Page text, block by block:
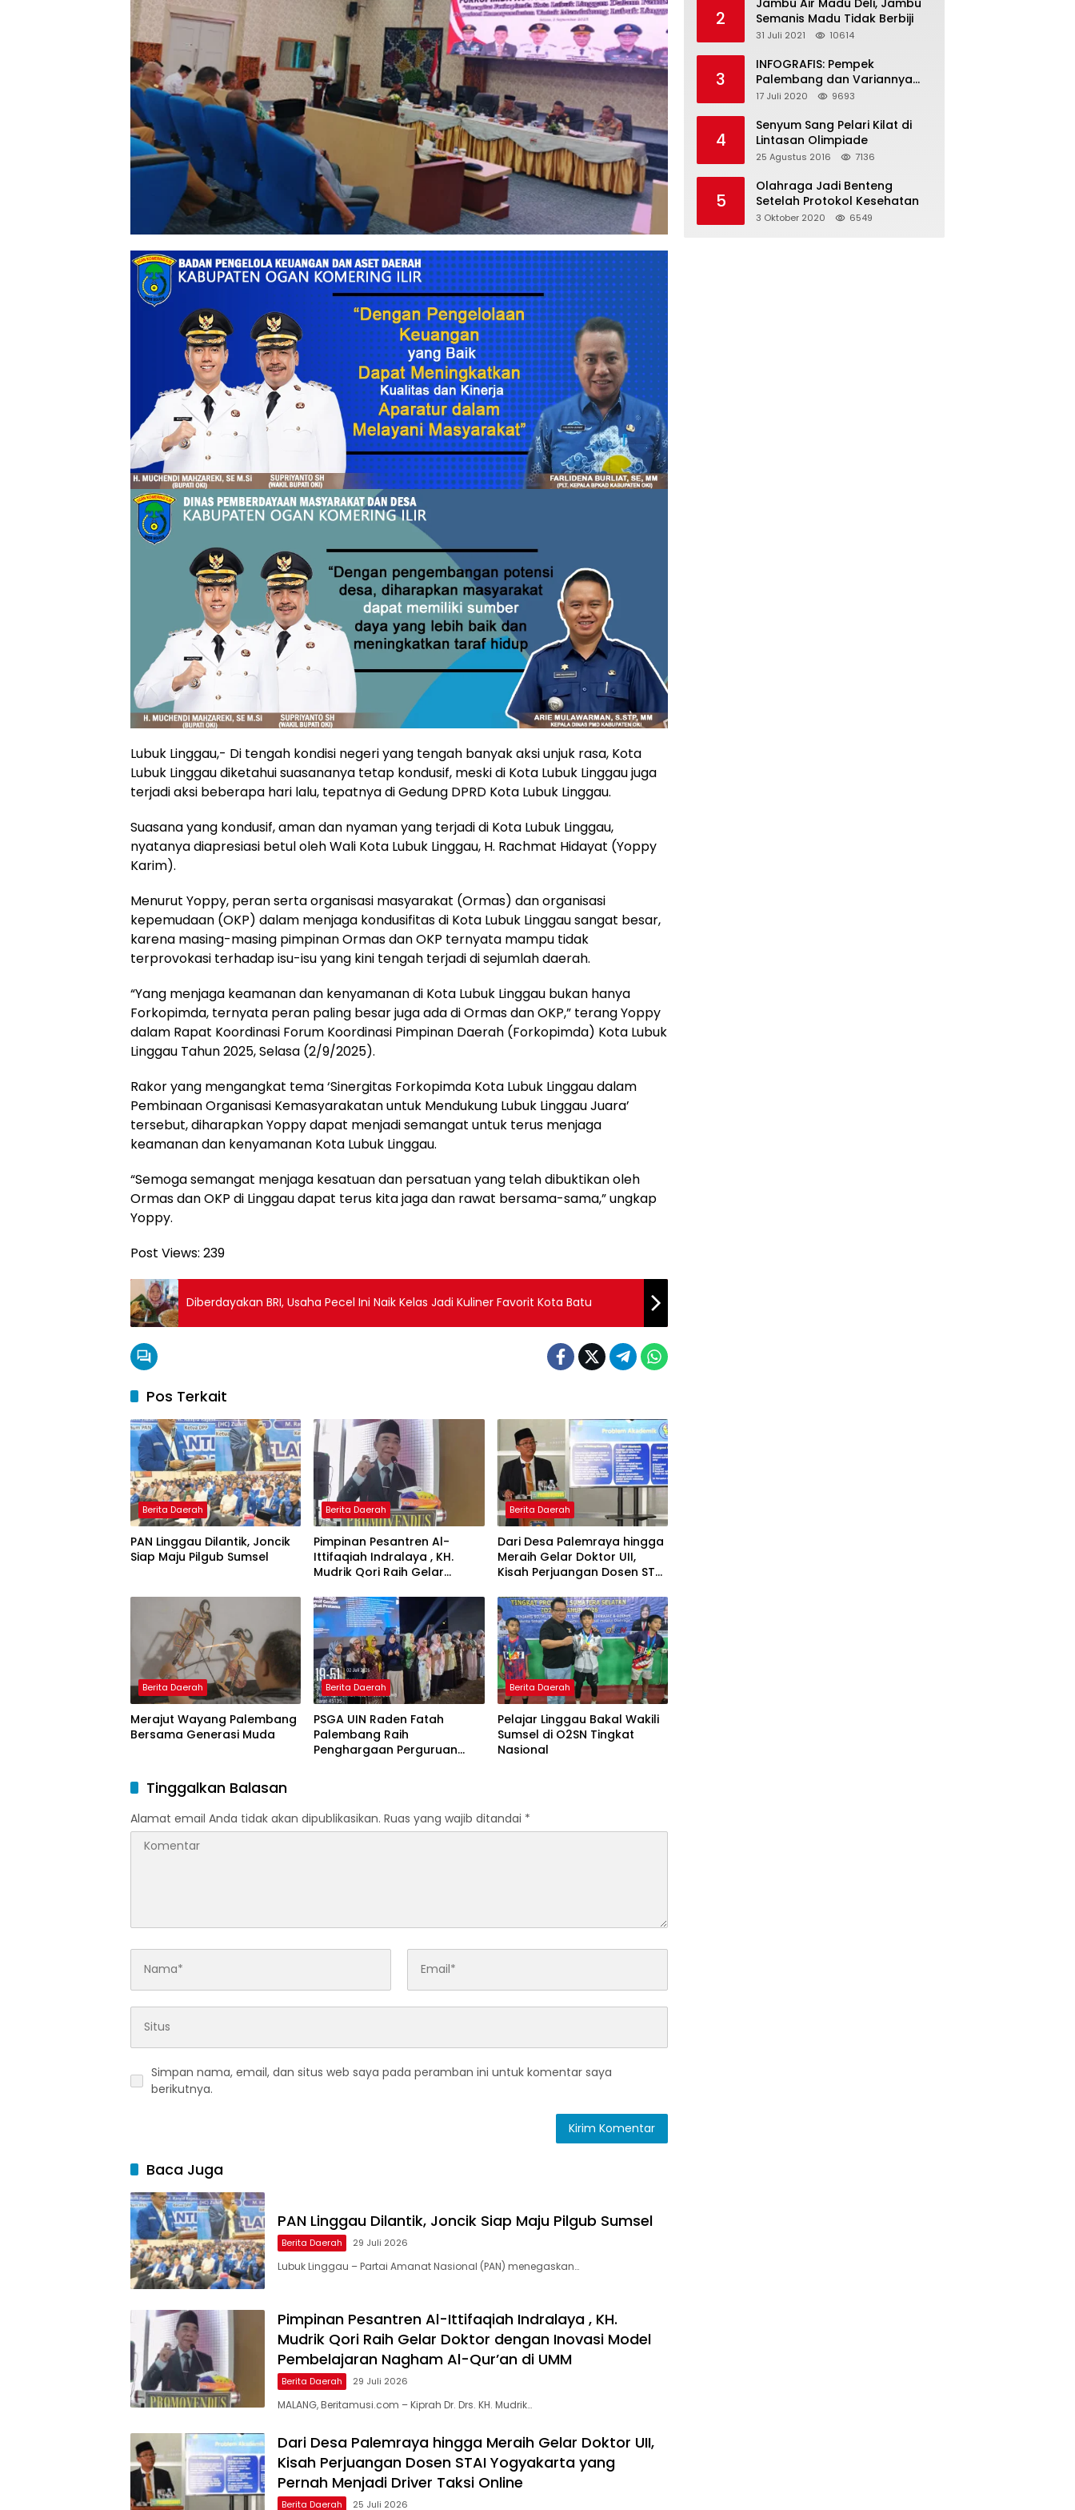
Lubuk Linggau,- Di tengah kondisi negeri yang tengah banyak aksi unjuk rasa, Kota
Lubuk Linggau diketahui suasananya tetap kondusif, meski di Kota Lubuk Linggau juga
terjadi aksi beberapa hari lalu, tepatnya di Gedung DPRD Kota Lubuk Linggau.
Suasana yang kondusif, aman dan nyaman yang terjadi di Kota Lubuk Linggau,
nyatanya diapresiasi betul oleh Wali Kota Lubuk Linggau, H. Rachmat Hidayat (Yoppy
Karim).
Menurut Yoppy, peran serta organisasi masyarakat (Ormas) dan organisasi
kepemudaan (OKP) dalam menjaga kondusifitas di Kota Lubuk Linggau sangat besar,
karena masing-masing pimpinan Ormas dan OKP ternyata mampu tidak
terprovokasi terhadap isu-isu yang kini tengah terjadi di sejumlah daerah.
“Yang menjaga keamanan dan kenyamanan di Kota Lubuk Linggau bukan hanya
Forkopimda, ternyata peran paling besar juga ada di Ormas dan OKP,” terang Yoppy
dalam Rapat Koordinasi Forum Koordinasi Pimpinan Daerah (Forkopimda) Kota Lubuk
Linggau Tahun 2025, Selasa (2/9/2025).
Rakor yang mengangkat tema ‘Sinergitas Forkopimda Kota Lubuk Linggau dalam
Pembinaan Organisasi Kemasyarakatan untuk Mendukung Lubuk Linggau Juara’
tersebut, diharapkan Yoppy dapat menjadi semangat untuk terus menjaga
keamanan dan kenyamanan Kota Lubuk Linggau.
“Semoga semangat menjaga kesatuan dan persatuan yang telah dibuktikan oleh
Ormas dan OKP di Linggau dapat terus kita jaga dan rawat bersama-sama,” ungkap
Yoppy.
Post Views: 239
Diberdayakan BRI, Usaha Pecel Ini Naik Kelas Jadi Kuliner Favorit Kota Batu
Pos Terkait
Berita Daerah
PAN Linggau Dilantik, Joncik
Siap Maju Pilgub Sumsel
Berita Daerah
Pimpinan Pesantren Al-
Ittifaqiah Indralaya , KH.
Mudrik Qori Raih Gelar
Model Pembelajaran
Nagham Al-Qur’an di UMM
Berita Daerah
Dari Desa Palemraya hingga
Meraih Gelar Doktor UII,
Kisah Perjuangan Dosen STAI
Menjadi Driver Taksi Online
Berita Daerah
Merajut Wayang Palembang
Bersama Generasi Muda
Berita Daerah
PSGA UIN Raden Fatah
Palembang Raih
Penghargaan Perguruan
Berita Daerah
Pelajar Linggau Bakal Wakili
Sumsel di O2SN Tingkat
Nasional
Tinggalkan Balasan
Alamat email Anda tidak akan dipublikasikan. Ruas yang wajib ditandai *
Simpan nama, email, dan situs web saya pada peramban ini untuk komentar saya
berikutnya.
Baca Juga
PAN Linggau Dilantik, Joncik Siap Maju Pilgub Sumsel
Berita Daerah 29 Juli 2026
Lubuk Linggau – Partai Amanat Nasional (PAN) menegaskan…
Pimpinan Pesantren Al-Ittifaqiah Indralaya , KH.
Mudrik Qori Raih Gelar Doktor dengan Inovasi Model
Pembelajaran Nagham Al-Qur’an di UMM
Berita Daerah 29 Juli 2026
MALANG, Beritamusi.com – Kiprah Dr. Drs. KH. Mudrik…
Dari Desa Palemraya hingga Meraih Gelar Doktor UII,
Kisah Perjuangan Dosen STAI Yogyakarta yang
Pernah Menjadi Driver Taksi Online
Berita Daerah 25 Juli 2026
2
Jambu Air Madu Deli, Jambu
Semanis Madu Tidak Berbiji
31 Juli 2021 10614
3
INFOGRAFIS: Pempek
Palembang dan Variannya
yang Melegenda
17 Juli 2020 9693
4
Senyum Sang Pelari Kilat di
Lintasan Olimpiade
25 Agustus 2016 7136
5
Olahraga Jadi Benteng
Setelah Protokol Kesehatan
3 Oktober 2020 6549